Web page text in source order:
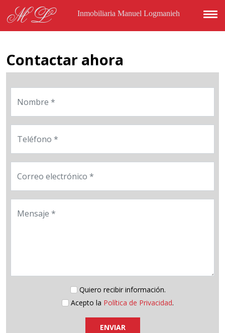
ML Inmobiliaria Manuel Logmanieh
Contactar ahora
Quiero recibir información.
Acepto la Política de Privacidad.
ENVIAR